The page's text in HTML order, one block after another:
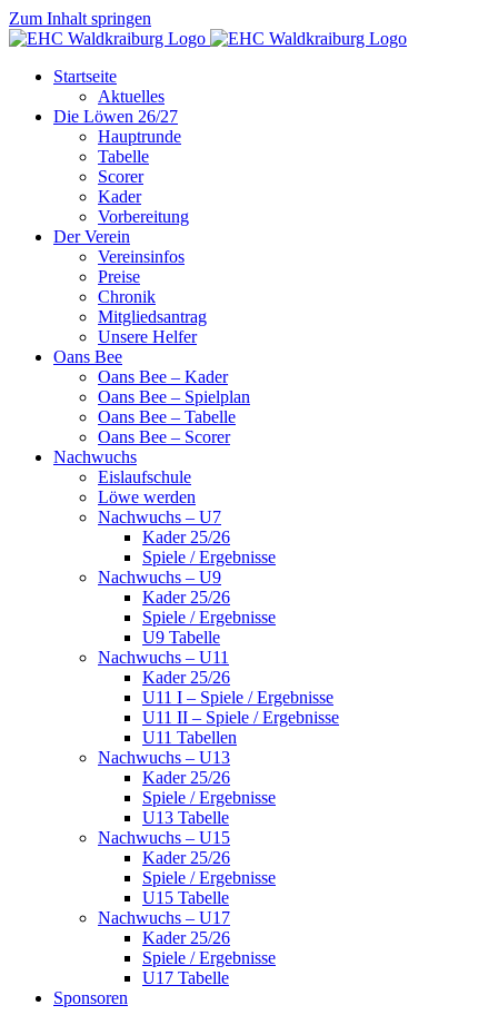
Zum Inhalt springen
Startseite
Aktuelles
Die Löwen 26/27
Hauptrunde
Tabelle
Scorer
Kader
Vorbereitung
Der Verein
Vereinsinfos
Preise
Chronik
Mitgliedsantrag
Unsere Helfer
Oans Bee
Oans Bee – Kader
Oans Bee – Spielplan
Oans Bee – Tabelle
Oans Bee – Scorer
Nachwuchs
Eislaufschule
Löwe werden
Nachwuchs – U7
Kader 25/26
Spiele / Ergebnisse
Nachwuchs – U9
Kader 25/26
Spiele / Ergebnisse
U9 Tabelle
Nachwuchs – U11
Kader 25/26
U11 I – Spiele / Ergebnisse
U11 II – Spiele / Ergebnisse
U11 Tabellen
Nachwuchs – U13
Kader 25/26
Spiele / Ergebnisse
U13 Tabelle
Nachwuchs – U15
Kader 25/26
Spiele / Ergebnisse
U15 Tabelle
Nachwuchs – U17
Kader 25/26
Spiele / Ergebnisse
U17 Tabelle
Sponsoren